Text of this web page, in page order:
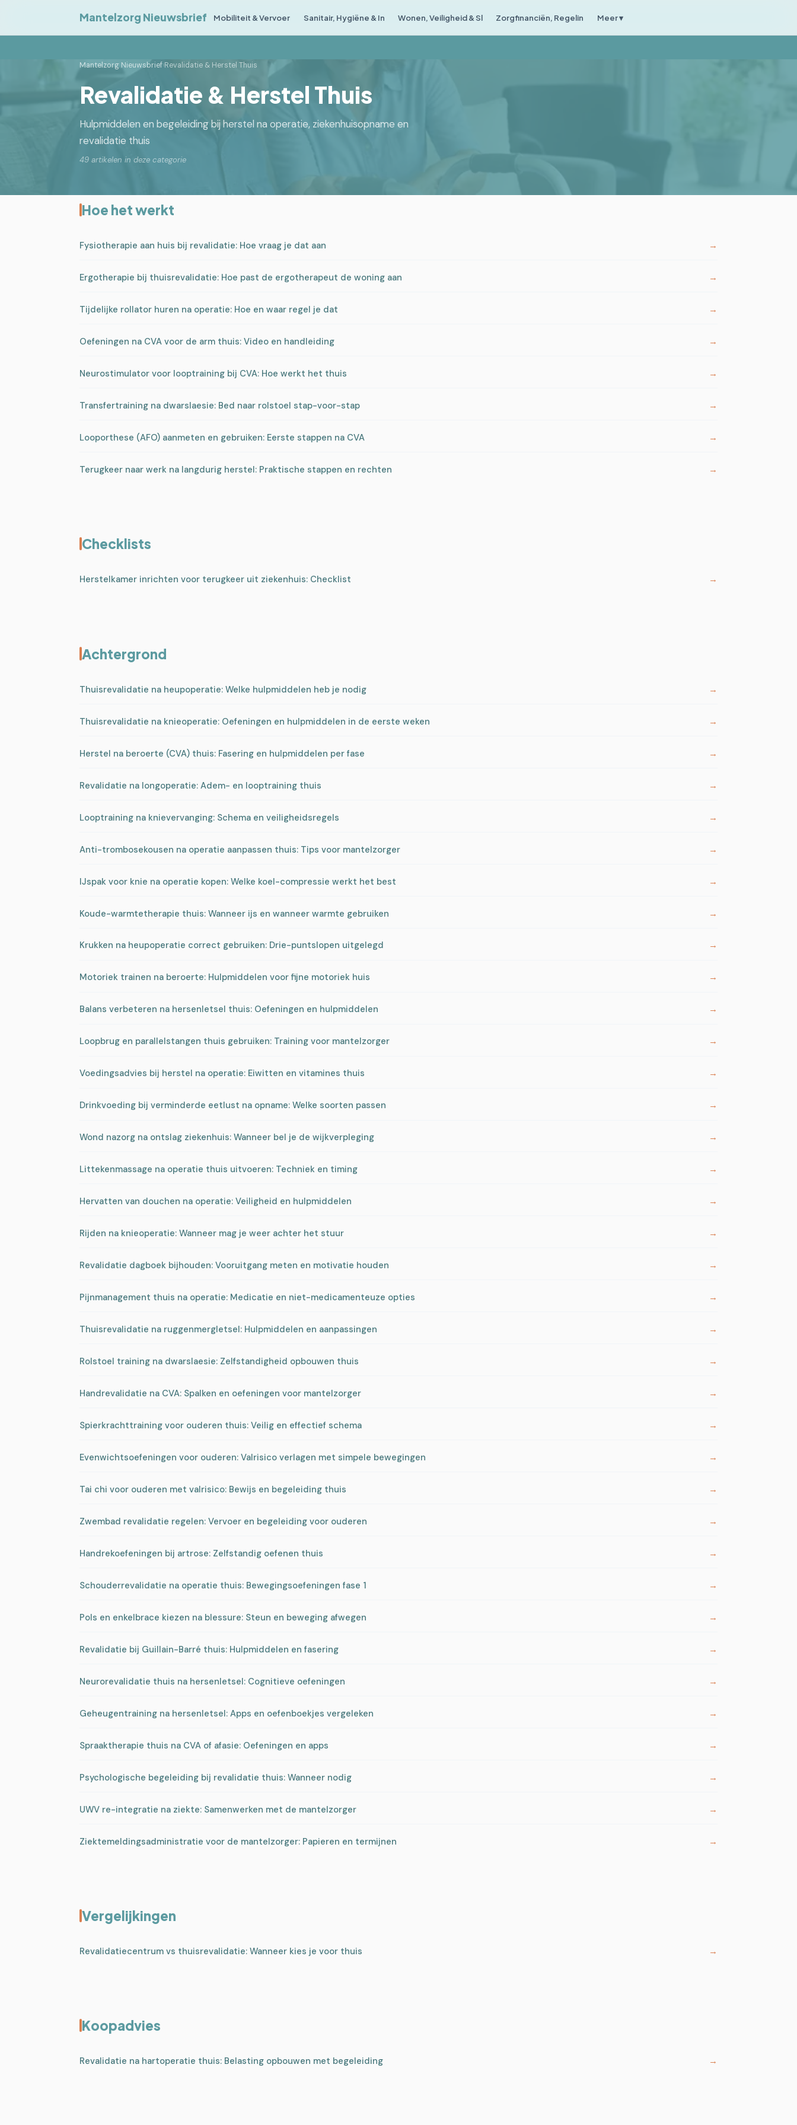
Mantelzorg Nieuwsbrief Mobiliteit & Vervoer Sanitair, Hygiëne & In Wonen, Veiligheid & Sl Zorgfinanciën, Regelin Meer ▾
Mantelzorg Nieuwsbrief›Revalidatie & Herstel Thuis
Revalidatie & Herstel Thuis
Hulpmiddelen en begeleiding bij herstel na operatie, ziekenhuisopname en
revalidatie thuis
49 artikelen in deze categorie
Hoe het werkt
Fysiotherapie aan huis bij revalidatie: Hoe vraag je dat aan
Ergotherapie bij thuisrevalidatie: Hoe past de ergotherapeut de woning aan
Tijdelijke rollator huren na operatie: Hoe en waar regel je dat
Oefeningen na CVA voor de arm thuis: Video en handleiding
Neurostimulator voor looptraining bij CVA: Hoe werkt het thuis
Transfertraining na dwarslaesie: Bed naar rolstoel stap-voor-stap
Looporthese (AFO) aanmeten en gebruiken: Eerste stappen na CVA
Terugkeer naar werk na langdurig herstel: Praktische stappen en rechten
Checklists
Herstelkamer inrichten voor terugkeer uit ziekenhuis: Checklist
Achtergrond
Thuisrevalidatie na heupoperatie: Welke hulpmiddelen heb je nodig
Thuisrevalidatie na knieoperatie: Oefeningen en hulpmiddelen in de eerste weken
Herstel na beroerte (CVA) thuis: Fasering en hulpmiddelen per fase
Revalidatie na longoperatie: Adem- en looptraining thuis
Looptraining na knievervanging: Schema en veiligheidsregels
Anti-trombosekousen na operatie aanpassen thuis: Tips voor mantelzorger
IJspak voor knie na operatie kopen: Welke koel-compressie werkt het best
Koude-warmtetherapie thuis: Wanneer ijs en wanneer warmte gebruiken
Krukken na heupoperatie correct gebruiken: Drie-puntslopen uitgelegd
Motoriek trainen na beroerte: Hulpmiddelen voor fijne motoriek huis
Balans verbeteren na hersenletsel thuis: Oefeningen en hulpmiddelen
Loopbrug en parallelstangen thuis gebruiken: Training voor mantelzorger
Voedingsadvies bij herstel na operatie: Eiwitten en vitamines thuis
Drinkvoeding bij verminderde eetlust na opname: Welke soorten passen
Wond nazorg na ontslag ziekenhuis: Wanneer bel je de wijkverpleging
Littekenmassage na operatie thuis uitvoeren: Techniek en timing
Hervatten van douchen na operatie: Veiligheid en hulpmiddelen
Rijden na knieoperatie: Wanneer mag je weer achter het stuur
Revalidatie dagboek bijhouden: Vooruitgang meten en motivatie houden
Pijnmanagement thuis na operatie: Medicatie en niet-medicamenteuze opties
Thuisrevalidatie na ruggenmergletsel: Hulpmiddelen en aanpassingen
Rolstoel training na dwarslaesie: Zelfstandigheid opbouwen thuis
Handrevalidatie na CVA: Spalken en oefeningen voor mantelzorger
Spierkrachttraining voor ouderen thuis: Veilig en effectief schema
Evenwichtsoefeningen voor ouderen: Valrisico verlagen met simpele bewegingen
Tai chi voor ouderen met valrisico: Bewijs en begeleiding thuis
Zwembad revalidatie regelen: Vervoer en begeleiding voor ouderen
Handrekoefeningen bij artrose: Zelfstandig oefenen thuis
Schouderrevalidatie na operatie thuis: Bewegingsoefeningen fase 1
Pols en enkelbrace kiezen na blessure: Steun en beweging afwegen
Revalidatie bij Guillain-Barré thuis: Hulpmiddelen en fasering
Neurorevalidatie thuis na hersenletsel: Cognitieve oefeningen
Geheugentraining na hersenletsel: Apps en oefenboekjes vergeleken
Spraaktherapie thuis na CVA of afasie: Oefeningen en apps
Psychologische begeleiding bij revalidatie thuis: Wanneer nodig
UWV re-integratie na ziekte: Samenwerken met de mantelzorger
Ziektemeldingsadministratie voor de mantelzorger: Papieren en termijnen
Vergelijkingen
Revalidatiecentrum vs thuisrevalidatie: Wanneer kies je voor thuis
Koopadvies
Revalidatie na hartoperatie thuis: Belasting opbouwen met begeleiding